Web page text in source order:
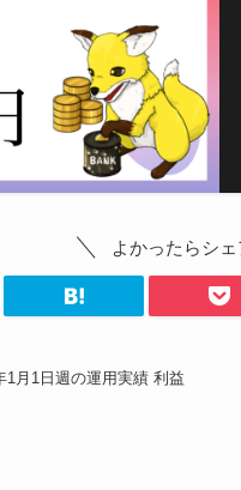
よかったらシェ
1月1日週の運用実績 利益